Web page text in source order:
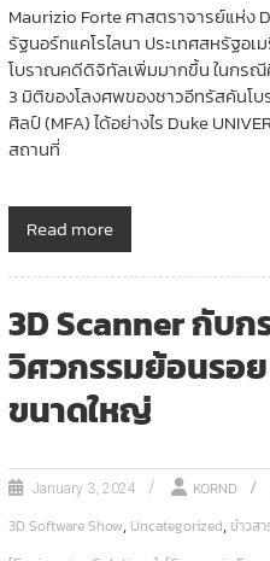
Maurizio Forte ศาสตราจารย์แห่ง
รัฐนอร์ทแคโรไลนา ประเทศสหรัฐอ
โบราณคดีดิจิทัลเพิ่มมากขึ้น ในกร
3 มิติของโลงศพของชาวอีทรัสคัน
ศิลป์ (MFA) ได้อย่างไร Duke
สถานที่
Read more
3D Scanner กับก
วิศวกรรมย้อนรอ
ขนาดใหญ่
January 3, 2024 KORND
3D Software Show, Uncategorized,ข่าวสา